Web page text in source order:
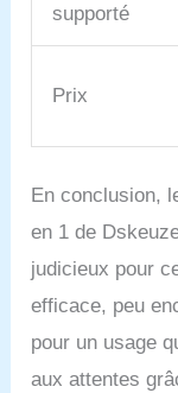
supporté
Prix
En conclusion,
en 1 de
judicieux pour
efficace, peu
pour un usage
aux attentes